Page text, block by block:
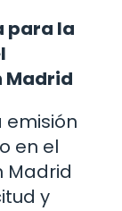
para la
Madrid
emisión
en el
Madrid
y